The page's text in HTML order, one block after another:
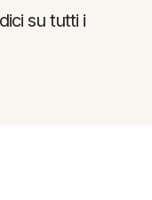
su tutti i